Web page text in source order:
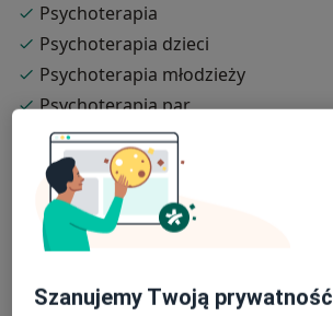
Psychoterapia
Psychoterapia dzieci
Psychoterapia młodzieży
Psychoterapia par
Główne obszary pomocy
Zaburzenia emocjonalne
Niskie poczucie własnej wartości
Problemy wychowawcze
Szanujemy Twoją prywatność